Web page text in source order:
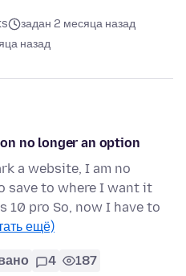
задан 2 месяца назад
назад
no longer an option
a website, I am no
save to where I want it
10 pro So, now I have to
ещё)
4 187